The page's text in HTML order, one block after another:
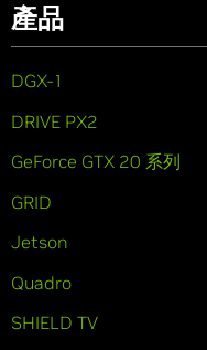
產品
DGX-1
DRIVE PX2
GeForce GTX 20 系列
GRID
Jetson
Quadro
SHIELD TV